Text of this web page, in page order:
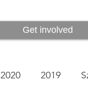
CsatlakozzGet involved
2020 2019